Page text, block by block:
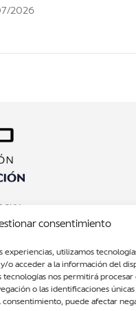
consentimiento
experiencias, utilizamos
o acceder a la información del
tecnologías nos permitirá procesar
o las identificaciones únicas
puede afectar
2026
SUV